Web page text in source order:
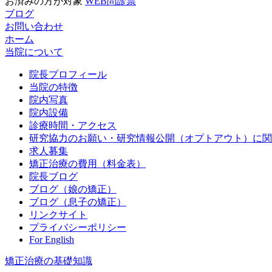
ブログ
お問い合わせ
ホーム
当院について
院長プロフィール
当院の特徴
院内写真
院内設備
診療時間・アクセス
研究協力のお願い・研究情報公開（オプトアウト）に
求人募集
矯正治療の費用（料金表）
院長ブログ
ブログ（娘の矯正）
ブログ（息子の矯正）
リンクサイト
プライバシーポリシー
For English
矯正治療の基礎知識